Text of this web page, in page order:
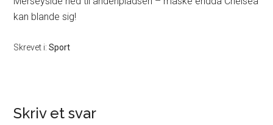
kan blande sig!
Skrevet i:Sport
Skriv et svar